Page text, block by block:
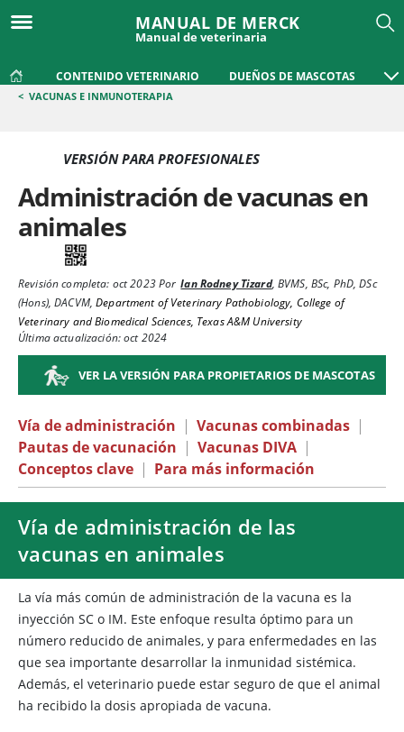
MANUAL DE MERCK
Manual de veterinaria
CONTENIDO VETERINARIO DUEÑOS DE MASCOTAS
< VACUNAS E INMUNOTERAPIA
VERSIÓN PARA PROFESIONALES
Administración de vacunas en
animales
Revisión completa: oct 2023Por Ian Rodney Tizard,BVMS, BSc, PhD, DSc
(Hons), DACVM,Department of Veterinary Pathobiology, College of
Veterinary and Biomedical Sciences, Texas A&M University
Última actualización: oct 2024
VER LA VERSIÓN PARA PROPIETARIOS DE MASCOTAS
Vía de administración | Vacunas combinadas |
Pautas de vacunación | Vacunas DIVA |
Conceptos clave | Para más información
Vía de administración de las
vacunas en animales
La vía más común de administración de la vacuna es la
inyección SC o IM. Este enfoque resulta óptimo para un
número reducido de animales, y para enfermedades en las
que sea importante desarrollar la inmunidad sistémica.
Además, el veterinario puede estar seguro de que el animal
ha recibido la dosis apropiada de vacuna.